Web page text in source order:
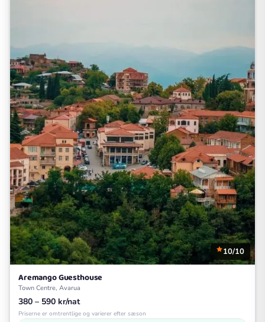
10/10
Aremango Guesthouse
Town Centre, Avarua
380 – 590 kr/nat
Priserne er omtrentlige og varierer efter sæson